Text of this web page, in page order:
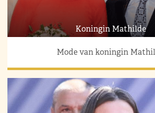
Koningin Mathilde
Mode van koningin